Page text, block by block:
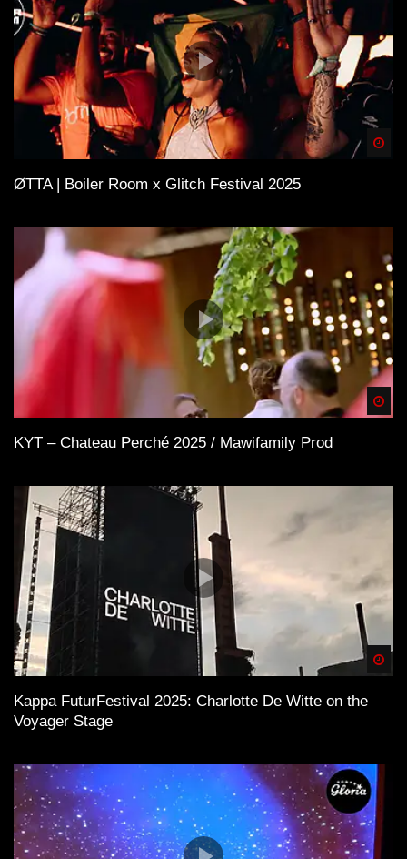
ØTTA | Boiler Room x Glitch Festival 2025
KYT – Chateau Perché 2025 / Mawifamily Prod
Kappa FuturFestival 2025: Charlotte De Witte on the
Voyager Stage